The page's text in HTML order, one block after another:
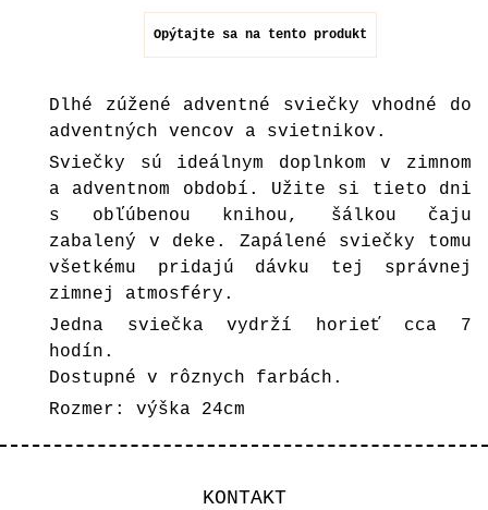
Opýtajte sa na tento produkt
Dlhé zúžené adventné sviečky vhodné do
adventných vencov a svietnikov.
Sviečky sú ideálnym doplnkom v zimnom
a adventnom období. Užite si tieto dni
s obľúbenou knihou, šálkou čaju
zabalený v deke. Zapálené sviečky tomu
všetkému pridajú dávku tej správnej
zimnej atmosféry.
Jedna sviečka vydrží horieť cca 7
hodín.
Dostupné v rôznych farbách.
Rozmer: výška 24cm
KONTAKT